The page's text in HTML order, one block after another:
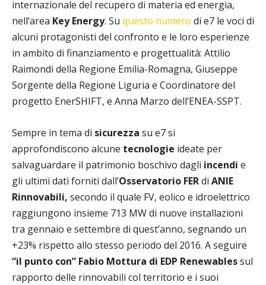
internazionale del recupero di materia ed energia,
nell’area Key Energy. Su questo numero di e7 le voci di
alcuni protagonisti del confronto e le loro esperienze
in ambito di finanziamento e progettualità: Attilio
Raimondi della Regione Emilia-Romagna, Giuseppe
Sorgente della Regione Liguria e Coordinatore del
progetto EnerSHIFT, e Anna Marzo dell’ENEA-SSPT.
Sempre in tema di sicurezza su e7 si
approfondiscono alcune tecnologie ideate per
salvaguardare il patrimonio boschivo dagli incendi e
gli ultimi dati forniti dall’Osservatorio FERdi ANIE
Rinnovabili, secondo il quale FV, eolico e idroelettrico
raggiungono insieme 713 MW di nuove installazioni
tra gennaio e settembre di quest’anno, segnando un
+23% rispetto allo stesso periodo del 2016. A seguire
“il punto con” Fabio Mottura di EDP Renewablessul
rapporto delle rinnovabili col territorio e i suoi